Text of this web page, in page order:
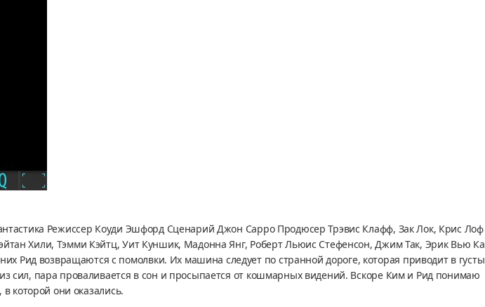
Режиссер Коуди Эшфорд Сценарий Джон Сарро Продюсер Трэвис Клафф, Зак Лок, Крис Лоф
Хили, Тэмми Кэйтц, Уит Куншик, Мадонна Янг, Роберт Льюис Стефенсон, Джим Так, Эрик Вью Ка
возвращаются с помолвки. Их машина следует по странной дороге, которая приводит в густы
сил, пара проваливается в сон и просыпается от кошмарных видений. Вскоре Ким и Рид понимаю
которой они оказались.